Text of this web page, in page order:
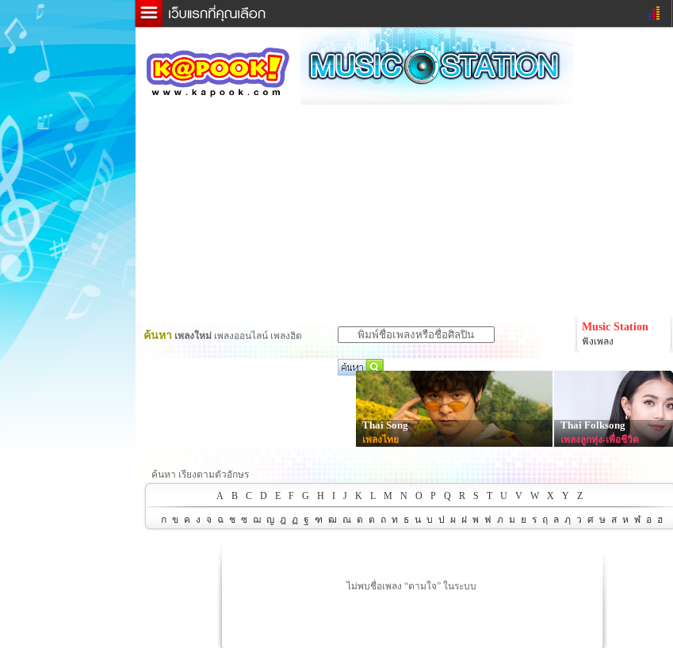
ข่าวด่วน ข่าวสั้น
ละคร
หนังใหม่
หมากรุกไทย
ค้นหา เพลงใหม่ เพลงออนไลน์ เพลงฮิต
Music Station
ฟังเพลง
Thai Song
เพลงไทย
Thai Folksong
เพลงลูกทุ่ง-เพื่อชีวิต
ค้นหา เรียงตามตัวอักษร
A
B C D E F G H I J K L M N O P Q R S T U V W X Y Z
ก ข ค ง จ ฉ ช ซ ฌ ญ ฎ ฏ ฐ ฑ ฒ ณ ด ต ถ ท ธ น บ ป ผ ฝ พ ฟ ภ ม ย ร ฤ ล ฦ ว ศ ษ ส ห ฬ อ ฮ
ไม่พบชื่อเพลง “ตามใจ” ในระบบ